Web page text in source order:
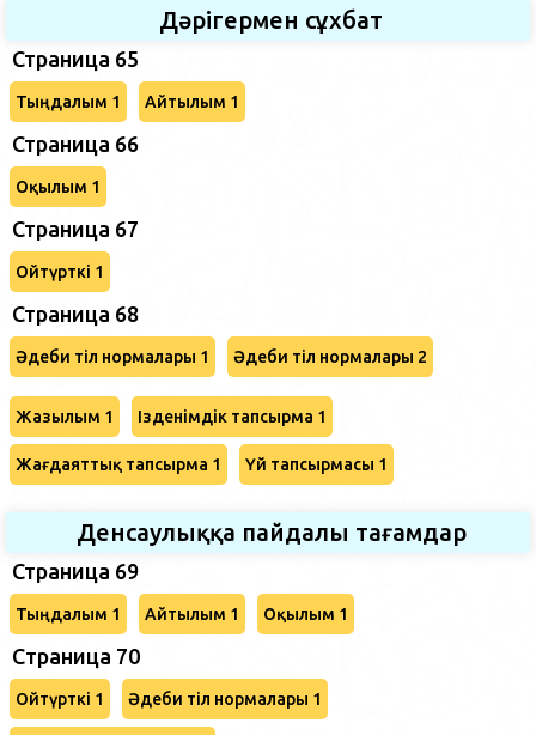
Дәрігермен сұхбат
Страница 65
Тыңдалым 1 Айтылым 1
Страница 66
Оқылым 1
Страница 67
Ойтүрткі 1
Страница 68
Әдеби тіл нормалары 1 Әдеби тіл нормалары 2
Жазылым 1 Ізденімдік тапсырма 1
Жағдаяттық тапсырма 1 Үй тапсырмасы 1
Денсаулыққа пайдалы тағамдар
Страница 69
Тыңдалым 1 Айтылым 1 Оқылым 1
Cтраница 70
Ойтүрткі 1 Әдеби тіл нормалары 1